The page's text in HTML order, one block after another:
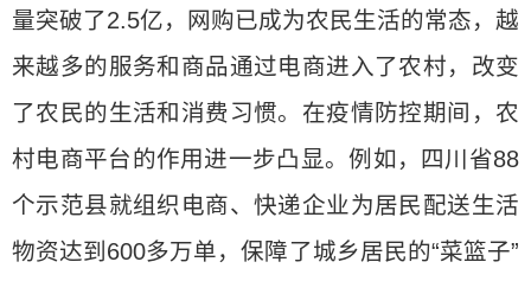
量突破了2.5亿，网购已成为农民生活的常态，越
来越多的服务和商品通过电商进入了农村，改变
了农民的生活和消费习惯。在疫情防控期间，农
村电商平台的作用进一步凸显。例如，四川省88
个示范县就组织电商、快递企业为居民配送生活
物资达到600多万单，保障了城乡居民的“菜篮子”